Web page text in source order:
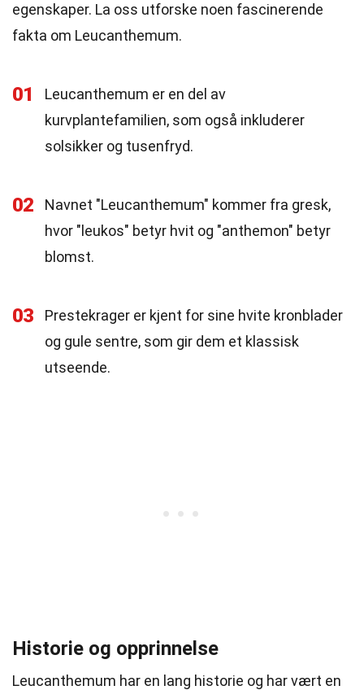
egenskaper. La oss utforske noen fascinerende
fakta om Leucanthemum.
01
Leucanthemum er en del av
kurvplantefamilien, som også inkluderer
solsikker og tusenfryd.
02
Navnet "Leucanthemum" kommer fra gresk,
hvor "leukos" betyr hvit og "anthemon" betyr
blomst.
03
Prestekrager er kjent for sine hvite kronblader
og gule sentre, som gir dem et klassisk
utseende.
Historie og opprinnelse
Leucanthemum har en lang historie og har vært en